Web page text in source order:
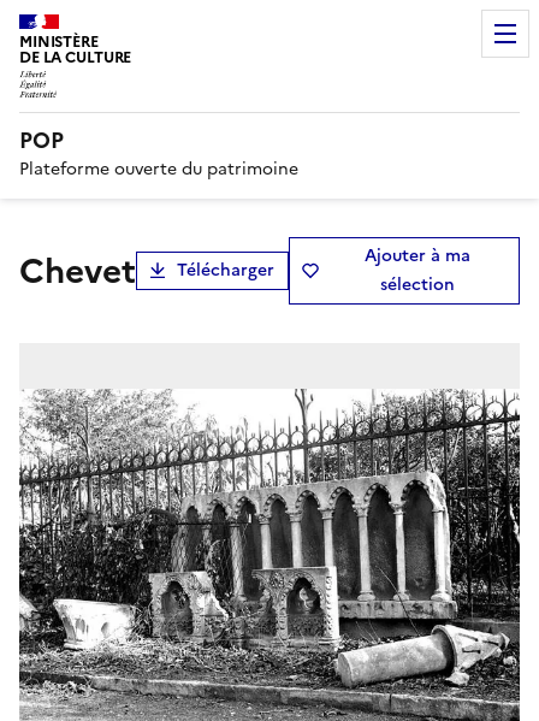
MINISTÈRE
DE LA CULTURE
POP
Plateforme ouverte du patrimoine
Chevet Télécharger
Ajouter à ma
sélection